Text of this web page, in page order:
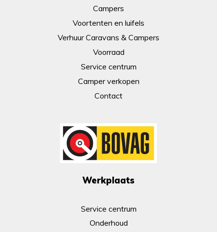
Campers
Voortenten en luifels
Verhuur Caravans & Campers
Voorraad
Service centrum
Camper verkopen
Contact
Werkplaats
Service centrum
Onderhoud